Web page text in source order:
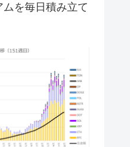
ムを毎日積み立て